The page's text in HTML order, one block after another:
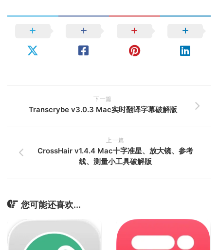
下一篇
Transcrybe v3.0.3 Mac实时翻译字幕破解版
上一篇
CrossHair v1.4.4 Mac十字准星、放大镜、参考
线、测量小工具破解版
您可能还喜欢...